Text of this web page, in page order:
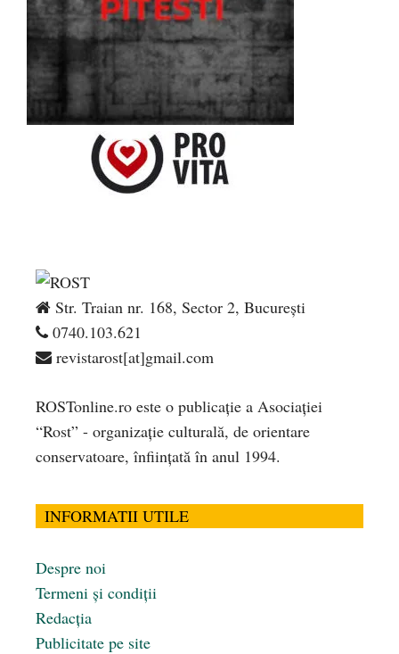
Str. Traian nr. 168, Sector 2, București
0740.103.621
revistarost[at]gmail.com
ROSTonline.ro este o publicaţie a Asociaţiei
“Rost” - organizaţie culturală, de orientare
conservatoare, înfiinţată în anul 1994.
INFORMATII UTILE
Despre noi
Termeni și condiții
Redacția
Publicitate pe site